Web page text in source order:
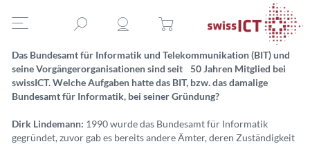
Das Bundesamt für Informatik und Telekommunikation (BIT) und
seine Vorgängerorganisationen sind seit 50 Jahren Mitglied bei
swissICT. Welche Aufgaben hatte das BIT, bzw. das damalige
Bundesamt für Informatik, bei seiner Gründung?
Dirk Lindemann: 1990 wurde das Bundesamt für Informatik
gegründet, zuvor gab es bereits andere Ämter, deren Zuständigkeit